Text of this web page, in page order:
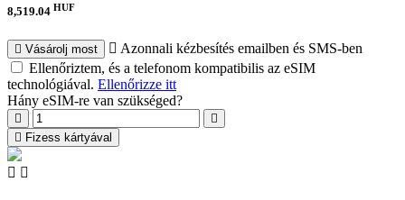
8,519.04 HUF
Vásárolj most
Azonnali kézbesítés emailben és SMS-ben
Ellenőriztem, és a telefonom kompatibilis az eSIM
technológiával. Ellenőrizze itt
Hány eSIM-re van szükséged?
Fizess kártyával